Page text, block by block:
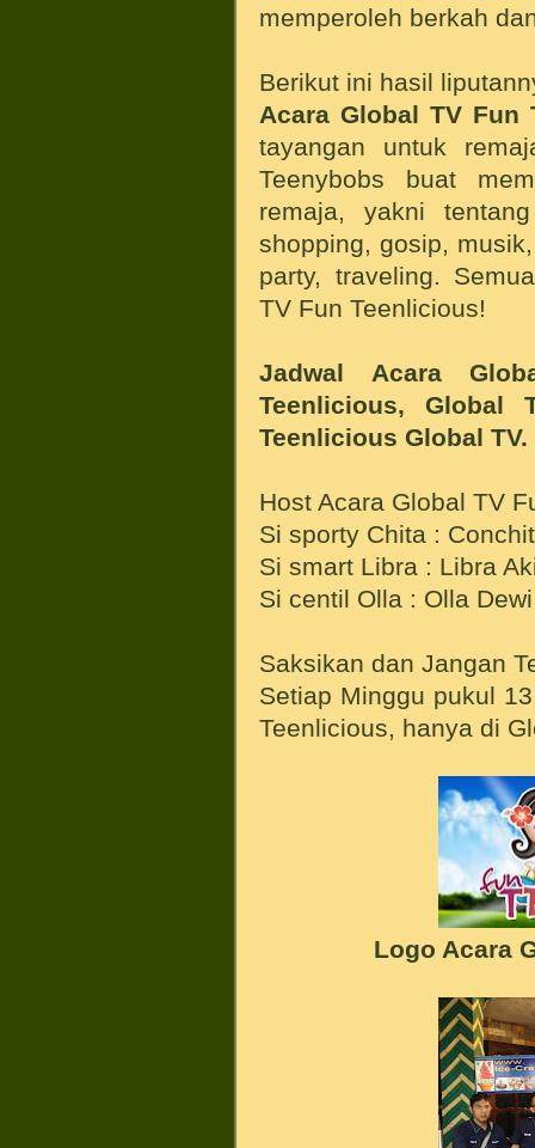
memperoleh berkah
Berikut ini hasil
Acara Global TV Fun
tayangan untuk
Teenybobs buat
remaja, yakni
shopping, gosip,
party, traveling.
TV Fun Teenlicious!
Jadwal Acara
Teenlicious, Global
Teenlicious Global TV.
Host Acara Global TV
Si sporty Chita :
Si smart Libra : Libra
Si centil Olla : Olla Dewi
Saksikan dan Jangan
Setiap Minggu pukul
Teenlicious, hanya di
Logo Acara